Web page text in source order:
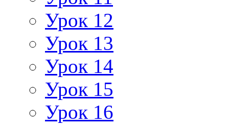
Урок 12
Урок 13
Урок 14
Урок 15
Урок 16